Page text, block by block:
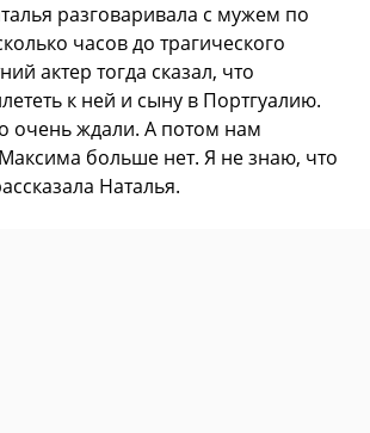
разговаривала с мужем по
часов до трагического
актер тогда сказал, что
к ней и сыну в Портгуалию.
очень ждали. А потом нам
больше нет. Я не знаю, что
Наталья.